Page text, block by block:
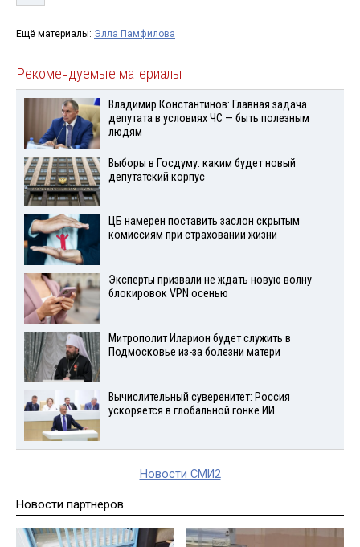
Ещё материалы: Элла Памфилова
Рекомендуемые материалы
Владимир Константинов: Главная задача
депутата в условиях ЧС — быть полезным
людям
Выборы в Госдуму: каким будет новый
депутатский корпус
ЦБ намерен поставить заслон скрытым
комиссиям при страховании жизни
Эксперты призвали не ждать новую волну
блокировок VPN осенью
Митрополит Иларион будет служить в
Подмосковье из-за болезни матери
Вычислительный суверенитет: Россия
ускоряется в глобальной гонке ИИ
Новости СМИ2
Новости партнеров